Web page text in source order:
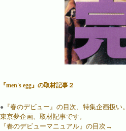
『men's egg』の取材記事２
● 『春のデビュー』の目次、特集企画扱い。
東京夢企画、取材記事です。
『春のデビューマニュアル』の目次→